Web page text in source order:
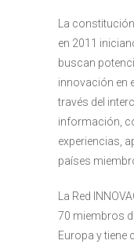
La
en 2011
buscan
innovación en
través del
información,
experiencias,
países
La Red
70 miembros
Europa y tiene